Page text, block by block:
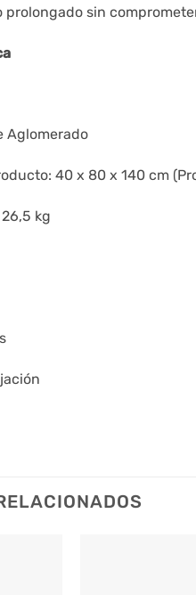
prolongado sin
Aglomerado
40 x 80 x 140 cm
kg